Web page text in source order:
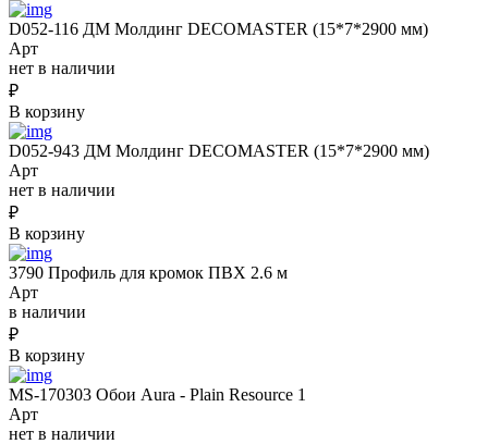
D052-116 ДМ Молдинг DECOMASTER (15*7*2900 мм)
Арт
нет в наличии
₽
В корзину
D052-943 ДМ Молдинг DECOMASTER (15*7*2900 мм)
Арт
нет в наличии
₽
В корзину
3790 Профиль для кромок ПВХ 2.6 м
Арт
в наличии
₽
В корзину
MS-170303 Обои Aura - Plain Resource 1
Арт
нет в наличии